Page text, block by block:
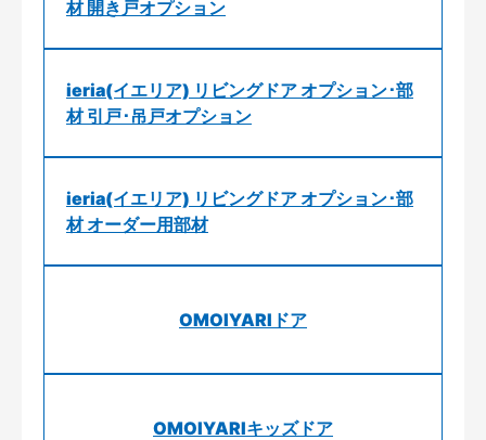
材 開き戸オプション
ieria(イエリア) リビングドア オプション･部
材 引戸･吊戸オプション
ieria(イエリア) リビングドア オプション･部
材 オーダー用部材
OMOIYARIドア
OMOIYARIキッズドア